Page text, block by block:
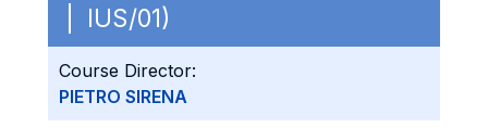
| IUS/01)
Course Director:
PIETRO SIRENA